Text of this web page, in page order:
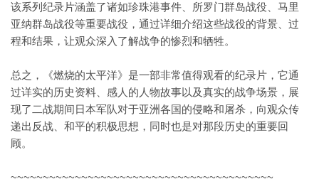
该系列纪录片涵盖了诸如珍珠港事件、所罗门群岛战役、马里
亚纳群岛战役等重要战役，通过详细介绍这些战役的背景、过
程和结果，让观众深入了解战争的惨烈和牺牲。
总之，《燃烧的太平洋》是一部非常值得观看的纪录片，它通
过详实的历史资料、感人的人物故事以及真实的战争场景，展
现了二战期间日本军队对于亚洲各国的侵略和屠杀，向观众传
递出反战、和平的积极思想，同时也是对那段历史的重要回
顾。
~~~~~~~~~~~~~~~~~~~~~~~~~~~~~~~~~~~~~~~~~